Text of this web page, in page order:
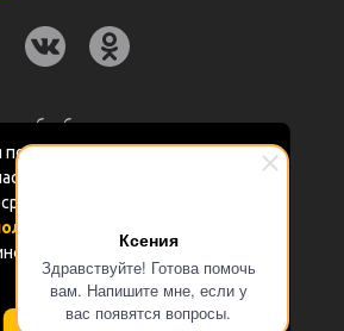
Ксения
Здравствуйте! Готова помочь
вам. Напишите мне, если у
вас появятся вопросы.
данным сайтом
на обработку персональных
Яндекс.Метрика в
конфиденциальности
об использовании
Cookie-файлов
на обработку персональных
данных
конфиденциальности
Документация
Карта сайта